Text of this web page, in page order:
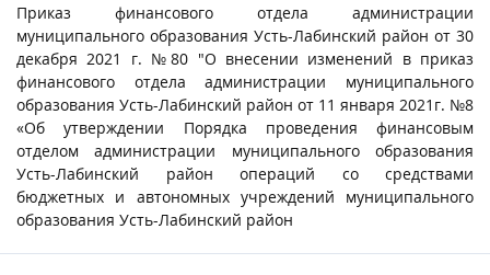
Приказ финансового отдела администрации
муниципального образования Усть-Лабинский район от 30
декабря 2021 г. №80 "О внесении изменений в приказ
финансового отдела администрации муниципального
образования Усть-Лабинский район от 11 января 2021г. №8
«Об утверждении Порядка проведения финансовым
отделом администрации муниципального образования
Усть-Лабинский район операций со средствами
бюджетных и автономных учреждений муниципального
образования Усть-Лабинский район